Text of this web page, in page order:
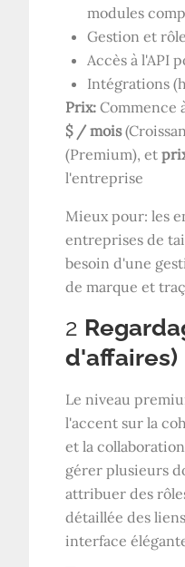
modules
Gestion et
Accès à l'API
Intégrations
Prix:Commence
$ / mois
(Premium), et
l'entreprise
Mieux pour: les
entreprises de
besoin d'une
de marque et
2
d'affaires)
Le niveau
l'accent sur la
et la
gérer plusieurs
attribuer des
détaillée des
interface